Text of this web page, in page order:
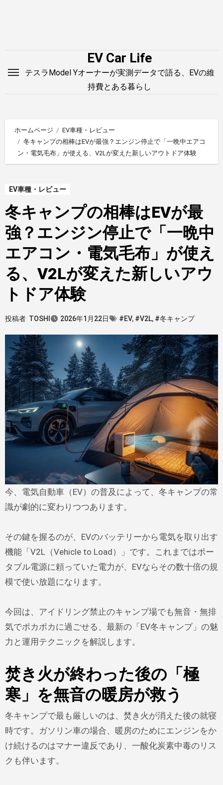
EV Car Life
テスラModel Yオーナーが実測データで語る、EVの維
持費とある暮らし
ホームページ
EV車種・レビュー
冬キャンプの相棒はEVが最強？エンジン停止で「一晩中エアコ
ン・電気毛布」が使える、V2Lが変えた新しいアウトドア体験
EV車種・レビュー
冬キャンプの相棒はEVが最
強？エンジン停止で「一晩中
エアコン・電気毛布」が使え
る、V2Lが変えた新しいアウ
トドア体験
投稿者 TOSHI 2026年1月22日 #EV, #V2L, #冬キャンプ
今、電気自動車（EV）の普及によって、冬キャンプの常
識が劇的に変わりつつあります。
その鍵を握るのが、EVのバッテリーから電気を取り出す
機能「V2L（Vehicle to Load）」です。これまではポー
タブル電源に頼っていた電力が、EVならその数十倍の規
模で使い放題になります。
今回は、アイドリング禁止のキャンプ場でも無音・無排
気でポカポカに過ごせる、最新の「EV冬キャンプ」の魅
力と運用テクニックを解説します。
焚き火が終わった後の「極
寒」を無音の暖房が救う
冬キャンプで最も厳しいのは、焚き火が消えた後の就寝
時です。ガソリン車の場合、暖房のためにエンジンをか
け続けるのはマナー違反であり、一酸化炭素中毒のリス
クも伴います。